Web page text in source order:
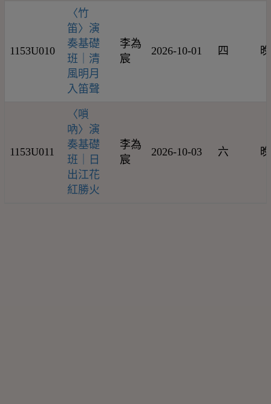
1153U010
〈竹
笛〉演
奏基礎
班｜清
風明月
入笛聲
李為
宸
2026-10-01 四
1153U011
〈嗩
吶〉演
奏基礎
班｜日
出江花
紅勝火
李為
宸
2026-10-03 六